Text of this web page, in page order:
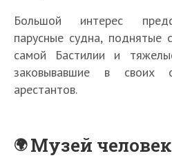
Большой интерес
парусные судна,
самой Бастилии и
заковывавшие в своих
арестантов.
Музей